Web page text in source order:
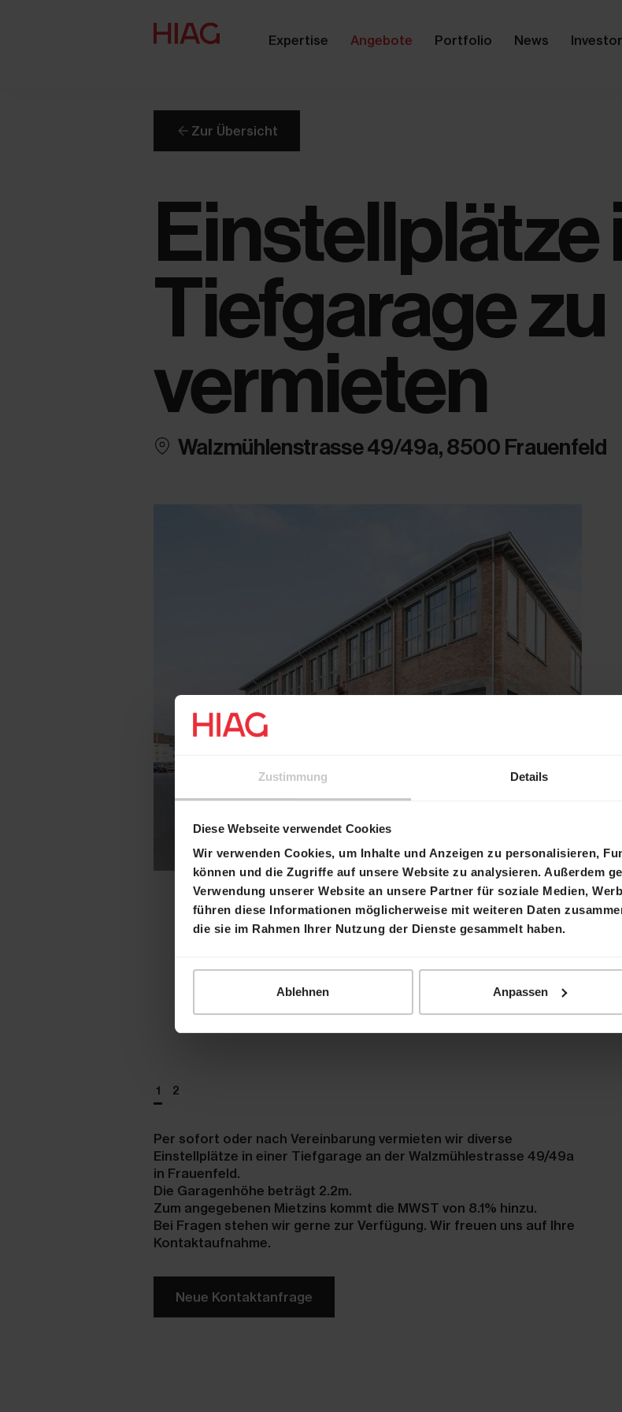
Zustimmung Details
Diese Webseite verwendet Cookies
Wir verwenden Cookies, um Inhalte und Anzeigen zu personalisieren,
können und die Zugriffe auf unsere Website zu analysieren. Außerdem
Verwendung unserer Website an unsere Partner für soziale Medien,
führen diese Informationen möglicherweise mit weiteren Daten
die sie im Rahmen Ihrer Nutzung der Dienste gesammelt haben.
Ablehnen Anpassen
Expertise Angebote Portfolio News
Zur Übersicht
Einstellplätze
Tiefgarage zu
vermieten
Walzmühlenstrasse 49/49a, 8500 Frauenfeld
1 2
Per sofort oder nach Vereinbarung vermieten wir diverse
Einstellplätze in einer Tiefgarage an der Walzmühlestrasse 49/49a
in Frauenfeld.
Die Garagenhöhe beträgt 2.2m.
Zum angegebenen Mietzins kommt die MWST von 8.1% hinzu.
Bei Fragen stehen wir gerne zur Verfügung. Wir freuen uns auf Ihre
Kontaktaufnahme.
Neue Kontaktanfrage